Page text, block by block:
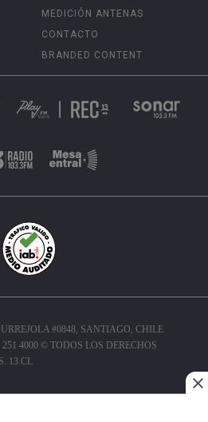
MEDICIÓN ANTENAS
CONTACTO
BRANDED CONTENT
URREJOLA #0848, SANTIAGO, CHILE
251 4000 © TODOS LOS DERECHOS
13.CL